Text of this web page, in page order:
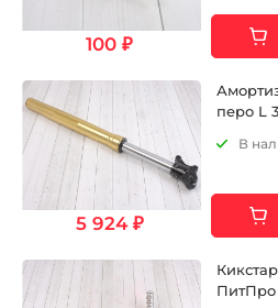
100 ₽
5 924 ₽
перо L
В
ПитПро